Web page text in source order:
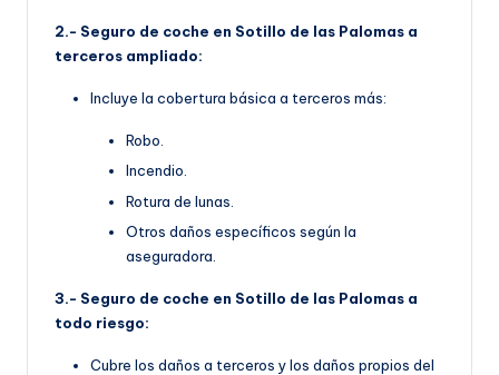
2.- Seguro de coche en Sotillo de las Palomas a
terceros ampliado:
Incluye la cobertura básica a terceros más:
Robo.
Incendio.
Rotura de lunas.
Otros daños específicos según la
aseguradora.
3.- Seguro de coche en Sotillo de las Palomas a
todo riesgo:
Cubre los daños a terceros y los daños propios del